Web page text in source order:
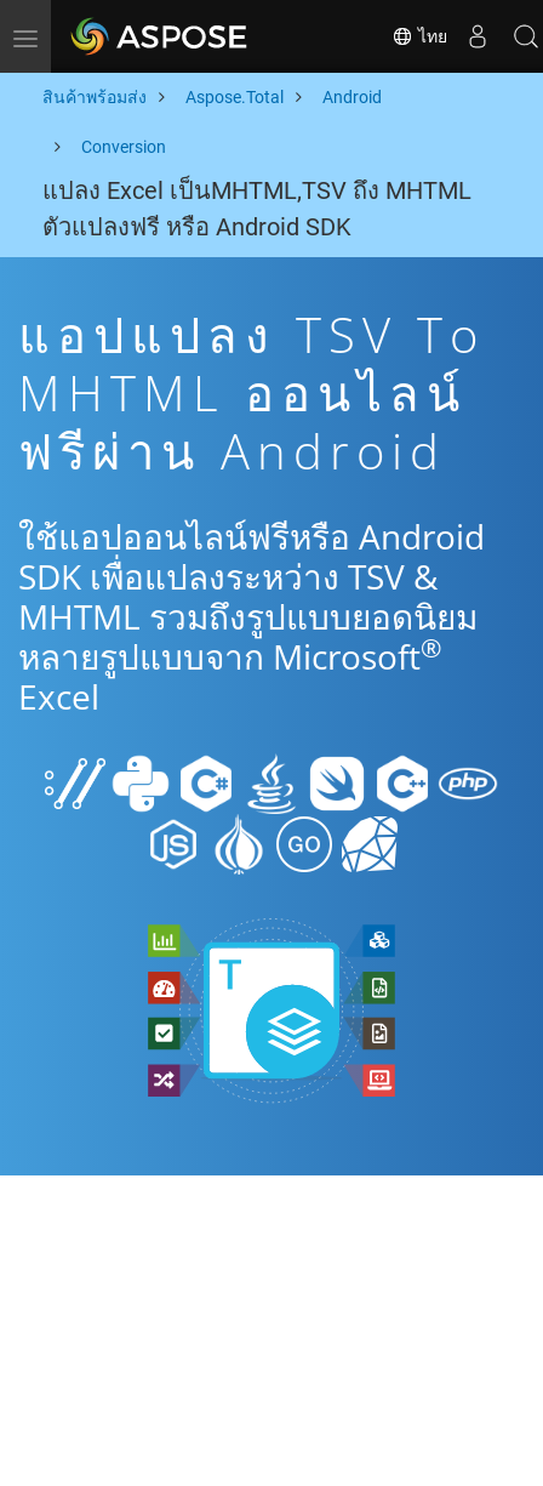
Toggle navigation ไทย
สินค้าพร้อมส่ง Aspose.Total Android
Conversion
แปลง Excel เป็นMHTML,TSV ถึง MHTML
ตัวแปลงฟรี หรือ Android SDK
แอปแปลง TSV To
MHTML ออนไลน์
ฟรีผ่าน Android
ใช้แอปออนไลน์ฟรีหรือ Android
SDK เพื่อแปลงระหว่าง TSV &
MHTML รวมถึงรูปแบบยอดนิยม
หลายรูปแบบจาก Microsoft®
Excel